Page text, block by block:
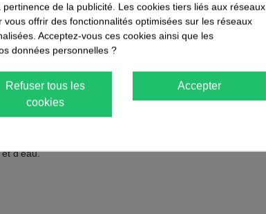
de débris qui peuvent attirer les cafards.
de cafards ?
d'eau.
de la publicité. Les cookies tiers liés aux réseaux
offrir des fonctionnalités optimisées sur les réseaux
Acceptez-vous ces cookies ainsi que les
données personnelles ?
Accepter
Refuser tous les
cookies